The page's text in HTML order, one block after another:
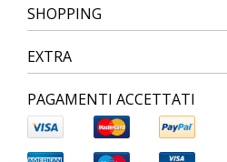
SHOPPING
EXTRA
PAGAMENTI ACCETTATI